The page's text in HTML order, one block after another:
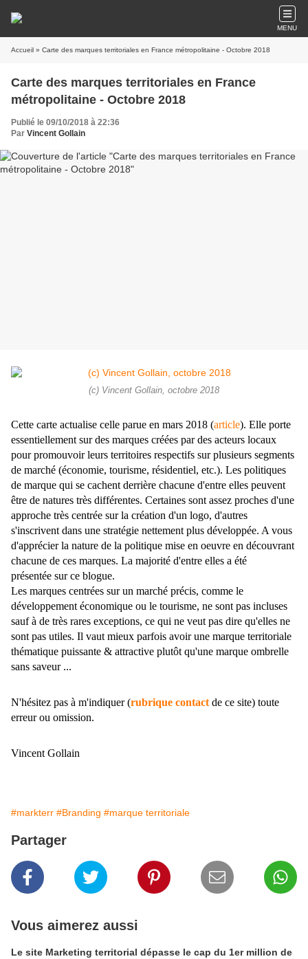
MENU
Accueil » Carte des marques territoriales en France métropolitaine - Octobre 2018
Carte des marques territoriales en France
métropolitaine - Octobre 2018
Publié le 09/10/2018 à 22:36
Par Vincent Gollain
(c) Vincent Gollain, octobre 2018
Cette carte actualise celle parue en mars 2018 (article). Elle porte
essentiellement sur des marques créées par des acteurs locaux
pour promouvoir leurs territoires respectifs sur plusieurs segments
de marché (économie, tourisme, résidentiel, etc.). Les politiques
de marque qui se cachent derrière chacune d'entre elles peuvent
être de natures très différentes. Certaines sont assez proches d'une
approche très centrée sur la création d'un logo, d'autres
s'inscrivent dans une stratégie nettement plus développée. A vous
d'apprécier la nature de la politique mise en oeuvre en découvrant
chacune de ces marques. La majorité d'entre elles a été
présentée sur ce blogue.
Les marques centrées sur un marché précis, comme le
développement économique ou le tourisme, ne sont pas incluses
sauf à de très rares exceptions, ce qui ne veut pas dire qu'elles ne
sont pas utiles. Il vaut mieux parfois avoir une marque territoriale
thématique puissante & attractive plutôt qu'une marque ombrelle
sans saveur ...
N'hésitez pas à m'indiquer (rubrique contact de ce site) toute
erreur ou omission.
Vincent Gollain
#markterr #Branding #marque territoriale
Partager
Vous aimerez aussi
Le site Marketing territorial dépasse le cap du 1er million de